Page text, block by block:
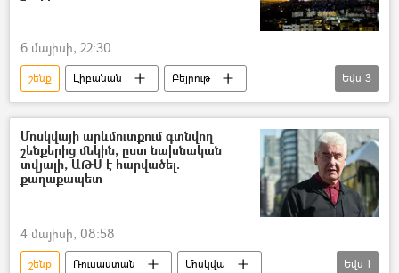
6 մայիսի, 22:30
շենք Լիբանան
Բեյրութ
անօդաչու թռչող սարք (ԱԹՍ)
անօդաչու
Իսրայել
Եվս 3
Մոսկվայի արևմուտքում գտնվող
շենքերից մեկին, ըստ նախնական
տվյալի, ԱԹՍ է հարվածել.
քաղաքապետ
4 մայիսի, 08:58
շենք Ռուսաստան
Մոսկվա
Եվս 1